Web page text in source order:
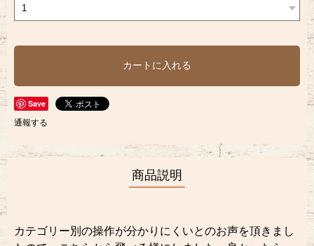
カートに入れる
Save
通報する
商品説明
カテゴリー別の操作が分かりにくいとのお声を頂きまし